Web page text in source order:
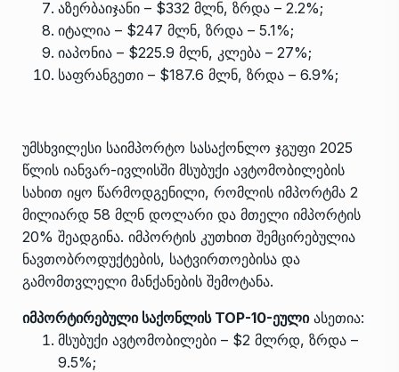
აზერბაიჯანი – $332 მლნ, ზრდა – 2.2%;
იტალია – $247 მლნ, ზრდა – 5.1%;
იაპონია – $225.9 მლნ, კლება – 27%;
საფრანგეთი – $187.6 მლნ, ზრდა – 6.9%;
უმსხვილესი საიმპორტო სასაქონლო ჯგუფი 2025
წლის იანვარ-ივლისში მსუბუქი ავტომობილების
სახით იყო წარმოდგენილი, რომლის იმპორტმა 2
მილიარდ 58 მლნ დოლარი და მთელი იმპორტის
20% შეადგინა. იმპორტის კუთხით შემცირებულია
ნავთობროდუქტების, სატვირთოებისა და
გამომთვლელი მანქანების შემოტანა.
იმპორტირებული საქონლის TOP-10-ეულიასეთია:
მსუბუქი ავტომობილები – $2 მლრდ, ზრდა –
9.5%;